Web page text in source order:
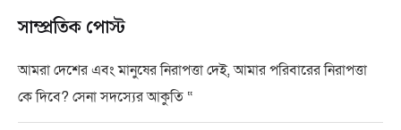
সাম্প্রতিক পোস্ট
আমরা দেশের এবং মানুষের নিরাপত্তা দেই, আমার পরিবারের নিরাপত্তা
কে দিবে? সেনা সদস্যের আকুতি “